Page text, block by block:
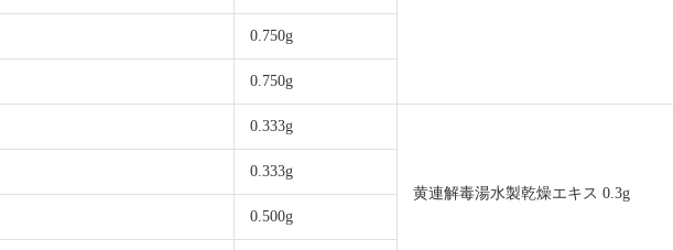
0.750g
0.750g
0.333g
黄連解毒湯水製乾燥エキス 0.3g
0.333g
0.500g